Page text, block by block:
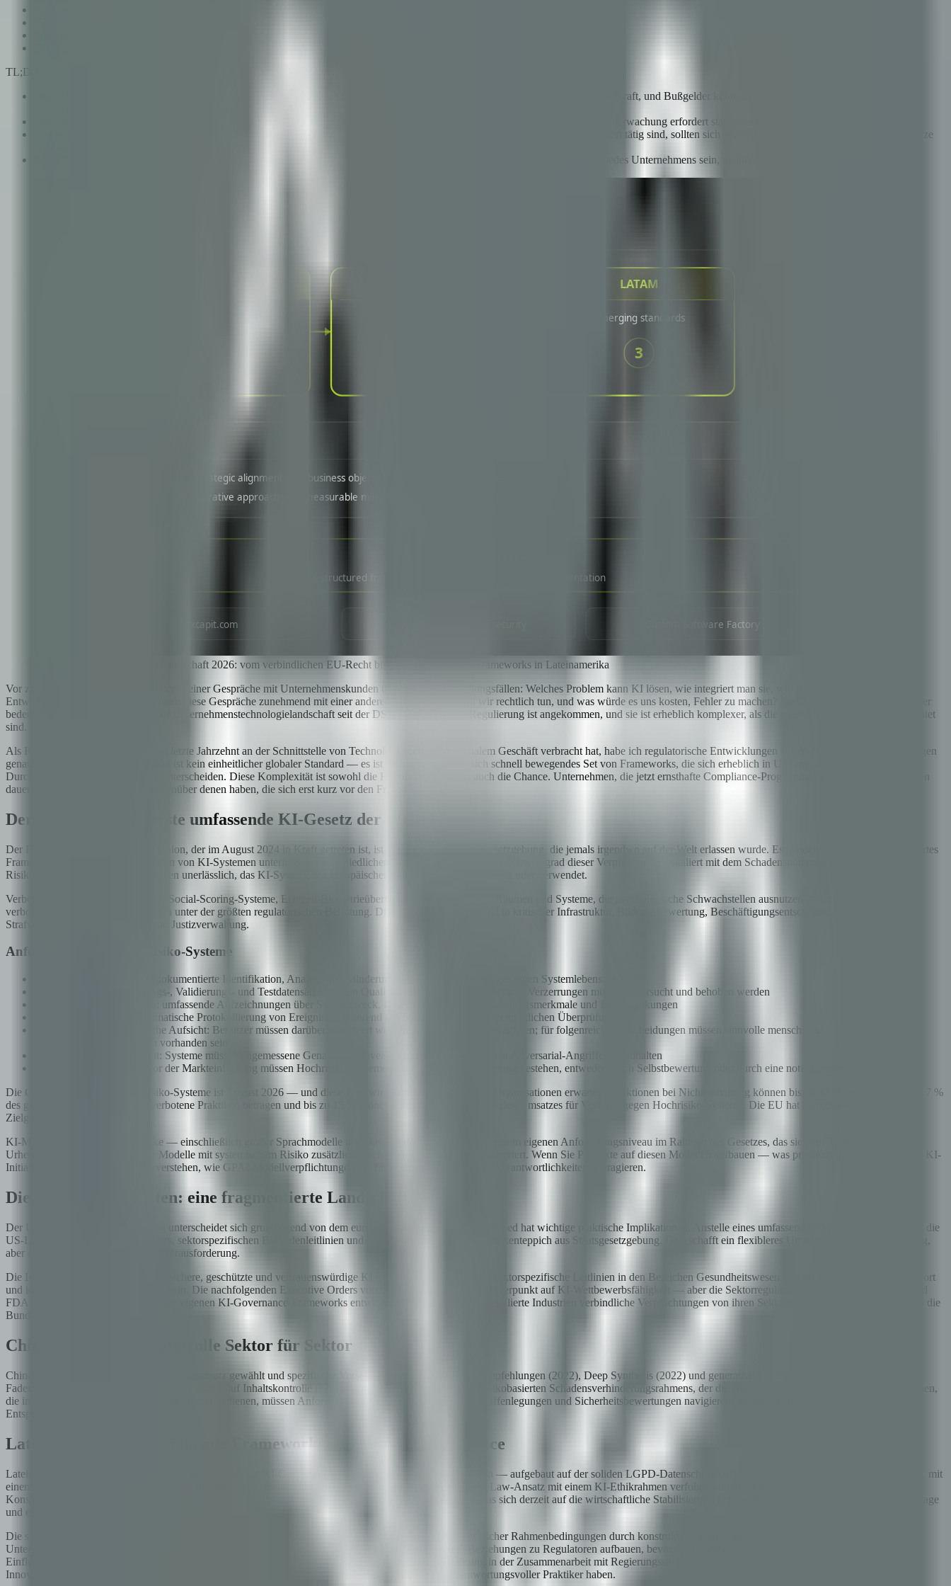
TL;DR
Der EU AI Act ist das erste umfassende KI-Gesetz der Welt; die Anforderungen für Hochrisiko-Systeme treten im August 2026 in Kraft, und Bußgelder können bis zu 35 Millionen Euro oder 7 % des
Der US-Ansatz ist fragmentiert — Executive Orders, sektorspezifische Leitlinien und Staatsgesetze — was eine kontinuierliche Überwachung erfordert statt einer einzigen Compliance-Checkliste.
Lateinamerikanische Länder wie Brasilien, Kolumbien und Argentinien entwickeln KI-Regulierungsrahmen; Unternehmen, die dort tätig sind, sollten sich jetzt vorbereiten, anstatt auf endgültige Gesetze
ISO 42001 bietet das universell anwendbarste Governance-Framework und sollte das Rückgrat des KI-Compliance-Programms jedes Unternehmens sein, unabhängig von der Geographie.
Die globale KI-Regulierungslandschaft 2026: vom verbindlichen EU-Recht bis zu aufkommenden Frameworks in Lateinamerika
Vor zwei Jahren begannen die meisten meiner Gespräche mit Unternehmenskunden über KI mit Anwendungsfällen: Welches Problem kann KI lösen, wie integriert man sie, wie lang ist der
Entwicklungszeitplan? Heute beginnen diese Gespräche zunehmend mit einer anderen Frage: Was dürfen wir rechtlich tun, und was würde es uns kosten, Fehler zu machen? Diese Verschiebung stellt eine der
bedeutsamsten Veränderungen in der Unternehmenstechnologielandschaft seit der DSGVO dar. Die KI-Regulierung ist angekommen, und sie ist erheblich komplexer, als die meisten Organisationen vorbereitet
sind.
Als Rechtsanwalt und CEO, der das letzte Jahrzehnt an der Schnittstelle von Technologie und internationalem Geschäft verbracht hat, habe ich regulatorische Entwicklungen in verschiedenen Rechtsordnungen
genau verfolgt. Das entstehende Bild ist kein einheitlicher globaler Standard — es ist ein fragmentiertes, sich schnell bewegendes Set von Frameworks, die sich erheblich in Umfang, Risikoeinstufung,
Durchsetzungsansatz und Zeitplan unterscheiden. Diese Komplexität ist sowohl die Herausforderung als auch die Chance. Unternehmen, die jetzt ernsthafte Compliance-Programme entwickeln, werden einen
dauerhaften Wettbewerbsvorteil gegenüber denen haben, die sich erst kurz vor den Fristen vorbereiten.
Der EU AI Act: das erste umfassende KI-Gesetz der Welt
Der EU AI Act der Europäischen Union, der im August 2024 in Kraft getreten ist, ist die bedeutsamste KI-Gesetzgebung, die jemals irgendwo auf der Welt erlassen wurde. Es handelt sich um ein risikobasiertes
Framework: Verschiedene Kategorien von KI-Systemen unterliegen unterschiedlichen Verpflichtungen, und der Schweregrad dieser Verpflichtungen skaliert mit dem Schadenspotenzial. Das Verständnis der
Risikostufen ist für jedes Unternehmen unerlässlich, das KI-Systeme mit europäischer Präsenz entwickelt, einsetzt oder verwendet.
Verbotene KI-Praktiken — darunter Social-Scoring-Systeme, Echtzeit-Biometrieüberwachung in öffentlichen Räumen und Systeme, die psychologische Schwachstellen ausnutzen — sind seit Februar 2025
verboten. Hochrisiko-Systeme stehen unter der größten regulatorischen Belastung. Diese Kategorie umfasst KI in kritischer Infrastruktur, Bildungsbewertung, Beschäftigungsentscheidungen, Kreditscoring,
Strafverfolgung, Grenzkontrolle und Justizverwaltung.
Anforderungen an Hochrisiko-Systeme
Risikomanagementsystem: dokumentierte Identifikation, Analyse und Minderung von Risiken über den gesamten Systemlebenszyklus
Daten-Governance: Trainings-, Validierungs- und Testdatensätze müssen Qualitätsstandards erfüllen; relevante Verzerrungen müssen untersucht und behoben werden
Technische Dokumentation: umfassende Aufzeichnungen über Systemzweck, Designentscheidungen, Leistungsmerkmale und Einschränkungen
Aufzeichnungspflicht: automatische Protokollierung von Ereignissen während des Systembetriebs zur nachträglichen Überprüfung
Transparenz und menschliche Aufsicht: Benutzer müssen darüber informiert werden, dass sie mit KI interagieren; für folgenreiche Entscheidungen müssen sinnvolle menschliche
Überprüfungsmechanismen vorhanden sein
Genauigkeit und Robustheit: Systeme müssen angemessene Genauigkeitsniveaus erreichen und bekannten Adversarial-Angriffen standhalten
Konformitätsbewertung: Vor der Markteinführung müssen Hochrisiko-Systeme eine Konformitätsbewertung bestehen, entweder durch Selbstbewertung oder durch eine notifizierte Stelle
Die Compliance-Frist für Hochrisiko-Systeme ist August 2026 — und diese Frist wird schneller kommen, als Organisationen erwarten. Sanktionen bei Nichteinhaltung können bis zu 35 Millionen Euro oder 7 %
des globalen Jahresumsatzes für verbotene Praktiken betragen und bis zu 15 Millionen Euro oder 3 % des globalen Umsatzes für Verstöße gegen Hochrisiko-Systeme. Die EU hat klargestellt, dass dies keine
Zielgrößen sind.
KI-Modelle für allgemeine Zwecke — einschließlich großer Sprachmodelle und Basismodelle — unterliegen einem eigenen Anforderungsniveau im Rahmen des Gesetzes, das sich auf Transparenz,
Urheberrechtskonformität und für Modelle mit systemischem Risiko zusätzliche Sicherheitsbewertungen konzentriert. Wenn Sie Produkte auf diesen Modellen aufbauen — was praktisch jede Unternehmens-KI-
Initiative heute tut — müssen Sie verstehen, wie GPAI-Modellverpflichtungen mit Ihren eigenen Compliance-Verantwortlichkeiten interagieren.
Die Vereinigten Staaten: eine fragmentierte Landschaft
Der US-Ansatz zur KI-Regulierung unterscheidet sich grundlegend von dem europäischen, und dieser Unterschied hat wichtige praktische Implikationen. Anstelle eines umfassenden Bundesgesetzes besteht die
US-Landschaft aus Executive Orders, sektorspezifischen Behördenleitlinien und einem zunehmend aktiven Flickenteppich aus Staatsgesetzgebung. Dies schafft ein flexibleres Umfeld für die KI-Entwicklung,
aber eine komplexere Compliance-Herausforderung.
Die Executive Order von 2023 über sichere, geschützte und vertrauenswürdige KI wies Bundesbehörden an, sektorspezifische Leitlinien in den Bereichen Gesundheitswesen, Finanzdienstleistungen, Transport
und kritische Infrastruktur zu entwickeln. Die nachfolgenden Executive Orders von 2025 verschoben den Schwerpunkt auf KI-Wettbewerbsfähigkeit — aber die Sektorregulatoren bei FTC, SEC, EEOC und
FDA haben weiterhin unabhängig ihre eigenen KI-Governance-Frameworks entwickelt. Das bedeutet, dass regulierte Industrien verbindliche Verpflichtungen von ihren Sektorregulatoren haben, selbst wenn die
Bundespolitik permissiver wird.
China: strategische Kontrolle Sektor für Sektor
China hat einen sektorweisen Regulierungsansatz gewählt und spezifische Vorschriften für algorithmische Empfehlungen (2022), Deep Synthesis (2022) und generative KI (2023) erlassen. Der gemeinsame
Faden durch alle diese Vorschriften ist der Fokus auf Inhaltskontrolle und Plattformverantwortung statt des risikobasierten Schadensverhinderungsrahmens, der die europäische Regulierung prägt. Unternehmen,
die in China tätig sind oder chinesische Nutzer bedienen, müssen Anforderungen zur Inhaltsfilterung, Pflichtoffenlegungen und Sicherheitsbewertungen navigieren, die im westlichen Recht keine direkte
Entsprechung haben.
Lateinamerika: aufkommende Frameworks und strategische Chance
Lateinamerika befindet sich an einem Wendepunkt in der KI-Governance. Brasiliens KI-Regulierungsrahmen — aufgebaut auf der soliden LGPD-Datenschutzbasis — ist der fortgeschrittenste in der Region, mit
einem KI-Gesetzentwurf, der eng am risikobasierten Ansatz der EU angelehnt ist. Kolumbien hat einen Soft-Law-Ansatz mit einem KI-Ethikrahmen verfolgt, während Chile und Peru Weißbücher und
Konsultationen produziert haben, die wahrscheinlich Vorstufen formeller Gesetzgebung sind. Argentinien, das sich derzeit auf die wirtschaftliche Stabilisierung konzentriert, hat eine solide technische Grundlage
und eine aktive regulatorische Debatte.
Die strategische Implikation für in der Region tätige Unternehmen: Das Fenster zur Mitgestaltung regulatorischer Rahmenbedingungen durch konstruktives Engagement ist jetzt offen, schließt sich aber.
Unternehmen, die an Konsultationen teilnehmen, verantwortungsvolle KI-Praktiken demonstrieren und Beziehungen zu Regulatoren aufbauen, bevor die Gesetzgebung finalisiert wird, haben weitaus mehr
Einfluss auf das Ergebnis als diejenigen, die sich erst nach Erlass der Gesetze einbringen. Unsere Erfahrung in der Zusammenarbeit mit Regierungsstellen in der gesamten Region — einschließlich UNICEF
Innovation Fund-Projekten — hat gezeigt, dass Regulatoren genuines Interesse an der Perspektive verantwortungsvoller Praktiker haben.